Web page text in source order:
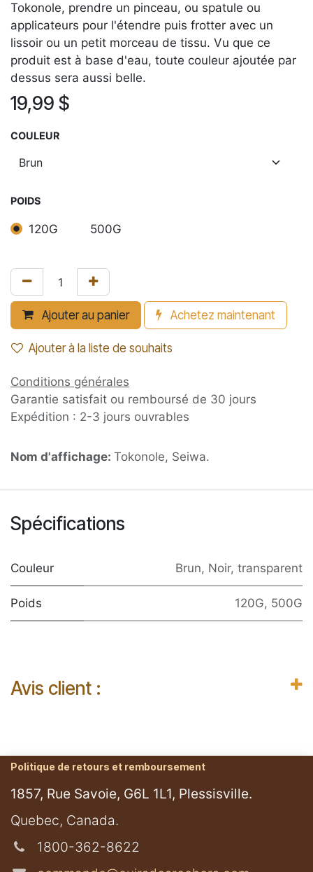
Tokonole, prendre un pinceau, ou spatule ou
applicateurs pour l'étendre puis frotter avec un
lissoir ou un petit morceau de tissu. Vu que ce
produit est à base d'eau, toute couleur ajoutée par
dessus sera aussi belle.
19,99 $
COULEUR
POIDS
120G 500G
Ajouter au panier Achetez maintenant
Ajouter à la liste de souhaits
Conditions générales
Garantie satisfait ou remboursé de 30 jours
Expédition : 2-3 jours ouvrables
Nom d'affichage: Tokonole, Seiwa.
Spécifications
Couleur Brun, Noir, transparent
Poids 120G, 500G
Avis client :
Politique de retours et remboursement
1857, Rue Savoie, G6L 1L1, Plessisville.
​Quebec, Canada.
1800-362-8622